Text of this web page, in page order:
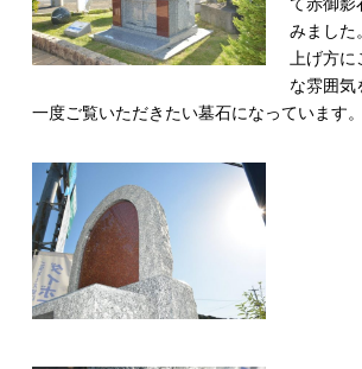
みました。
上げ方
な雰囲気
一度ご覧いただきたい墓石になっています。